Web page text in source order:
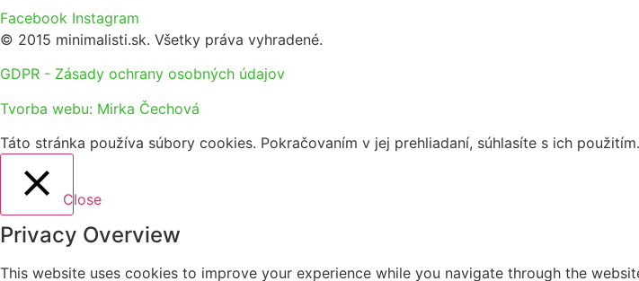
Facebook Instagram
© 2015 minimalisti.sk. Všetky práva vyhradené.
GDPR - Zásady ochrany osobných údajov
Tvorba webu: Mirka Čechová
Táto stránka používa súbory cookies. Pokračovaním v jej prehliadaní, súhlasíte s ich použitím.
Close
Privacy Overview
This website uses cookies to improve your experience while you navigate through the